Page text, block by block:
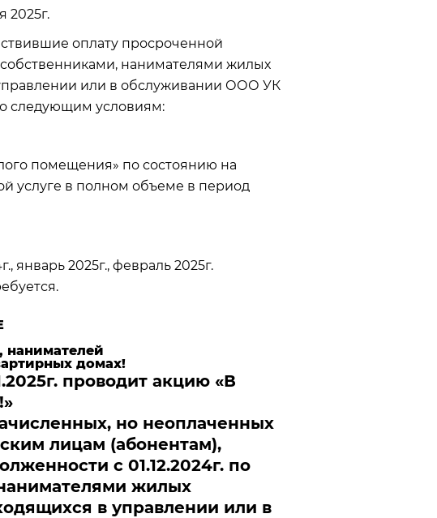
2025г.
оплату просроченной
собственниками, нанимателями жилых
или в обслуживании ООО УК
следующим условиям:
помещения» по состоянию на
услуге в полном объеме в период
январь 2025г., февраль 2025г.
нанимателей
домах!
проводит акцию «В
но неоплаченных
лицам (абонентам),
с 01.12.2024г. по
жилых
в управлении или в